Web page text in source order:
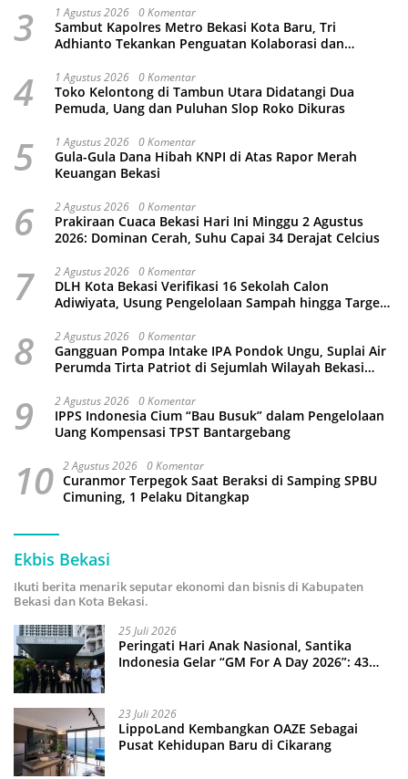
3 1 Agustus 2026 0 Komentar
Sambut Kapolres Metro Bekasi Kota Baru, Tri
Adhianto Tekankan Penguatan Kolaborasi dan
4 1 Agustus 2026 0 Komentar
Toko Kelontong di Tambun Utara Didatangi Dua
Pemuda, Uang dan Puluhan Slop Roko Dikuras
5 1 Agustus 2026 0 Komentar
Gula-Gula Dana Hibah KNPI di Atas Rapor Merah
Keuangan Bekasi
6 2 Agustus 2026 0 Komentar
Prakiraan Cuaca Bekasi Hari Ini Minggu 2 Agustus
2026: Dominan Cerah, Suhu Capai 34 Derajat Celcius
7 2 Agustus 2026 0 Komentar
DLH Kota Bekasi Verifikasi 16 Sekolah Calon
Adiwiyata, Usung Pengelolaan Sampah hingga Target
8 2 Agustus 2026 0 Komentar
Gangguan Pompa Intake IPA Pondok Ungu, Suplai Air
Perumda Tirta Patriot di Sejumlah Wilayah Bekasi
9 2 Agustus 2026 0 Komentar
IPPS Indonesia Cium “Bau Busuk” dalam Pengelolaan
Uang Kompensasi TPST Bantargebang
10 2 Agustus 2026 0 Komentar
Curanmor Terpegok Saat Beraksi di Samping SPBU
Cimuning, 1 Pelaku Ditangkap
Ekbis Bekasi
Ikuti berita menarik seputar ekonomi dan bisnis di Kabupaten
Bekasi dan Kota Bekasi.
25 Juli 2026
Peringati Hari Anak Nasional, Santika
Indonesia Gelar “GM For A Day 2026”: 43
23 Juli 2026
LippoLand Kembangkan OAZE Sebagai
Pusat Kehidupan Baru di Cikarang